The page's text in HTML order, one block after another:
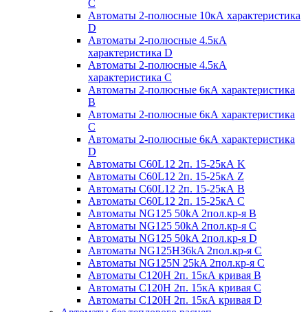
C
Автоматы 2-полюсные 10кА характеристика
D
Автоматы 2-полюсные 4.5кА
характеристика D
Автоматы 2-полюсные 4.5кА
характеристика С
Автоматы 2-полюсные 6кА характеристика
B
Автоматы 2-полюсные 6кА характеристика
C
Автоматы 2-полюсные 6кА характеристика
D
Автоматы C60L12 2п. 15-25кА K
Автоматы C60L12 2п. 15-25кА Z
Автоматы C60L12 2п. 15-25кА B
Автоматы C60L12 2п. 15-25кА C
Автоматы NG125 50kA 2пол.кр-я B
Автоматы NG125 50kA 2пол.кр-я C
Автоматы NG125 50kA 2пол.кр-я D
Автоматы NG125H36kA 2пол.кр-я C
Автоматы NG125N 25kA 2пол.кр-я C
Автоматы С120H 2п. 15кА кривая B
Автоматы С120H 2п. 15кА кривая C
Автоматы С120H 2п. 15кА кривая D